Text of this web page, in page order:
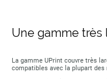
Une gamme très
La gamme UPrint couvre très
compatibles avec la plupart